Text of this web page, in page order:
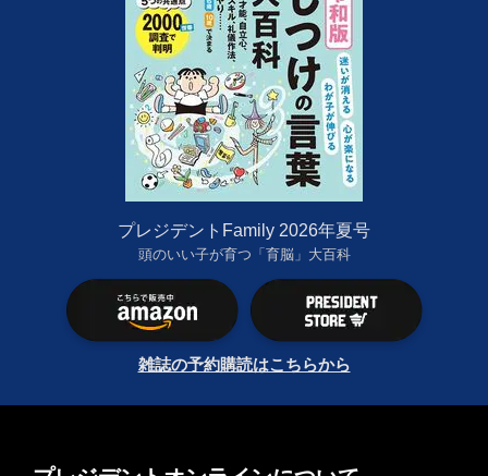
プレジデントFamily 2026年夏号
頭のいい子が育つ「育脳」大百科
雑誌の予約購読はこちらから